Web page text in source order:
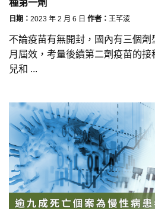
種第一劑
日期： 2023 年 2 月 6 日 作者： 王芊淩
不論疫苗有無開封，國內有三個
月屆效，考量後續第二劑疫苗的
兒和 ...